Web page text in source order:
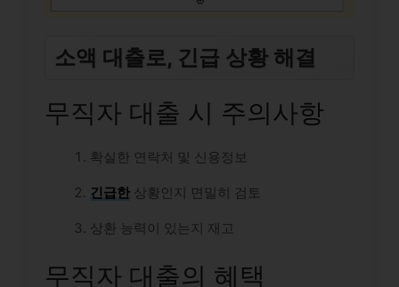
소액 대출로, 긴급 상황 해결
무직자 대출 시 주의사항
확실한 연락처 및 신용정보
긴급한 상황인지 면밀히 검토
상환 능력이 있는지 재고
무직자 대출의 혜택